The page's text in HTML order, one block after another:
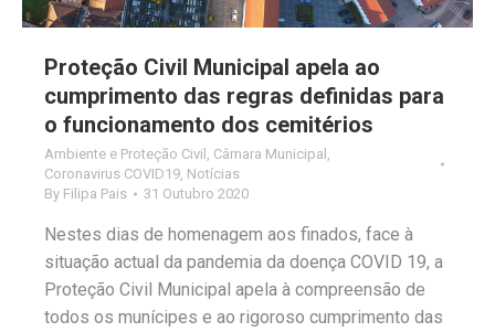
Proteção Civil Municipal apela ao
cumprimento das regras definidas para
o funcionamento dos cemitérios
Ambiente e Proteção Civil Câmara Municipal
Coronavirus COVID19 Notícias
By Filipa Pais 31 Outubro 2020
Nestes dias de homenagem aos finados, face à
situação actual da pandemia da doença COVID 19, a
Proteção Civil Municipal apela à compreensão de
todos os munícipes e ao rigoroso cumprimento das